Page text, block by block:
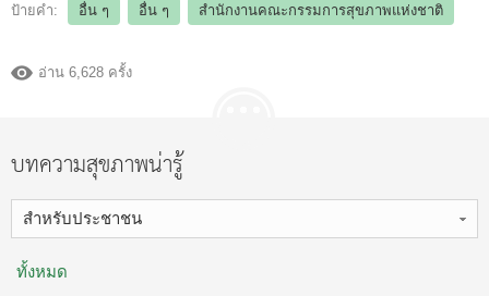
ป้ายคำ: อื่น ๆ อื่น ๆ สำนักงานคณะกรรมการสุขภาพแห่งชาติ
อ่าน 6,628 ครั้ง
บทความสุขภาพน่ารู้
สำหรับประชาชน
ทั้งหมด